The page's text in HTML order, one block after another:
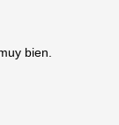
bien.